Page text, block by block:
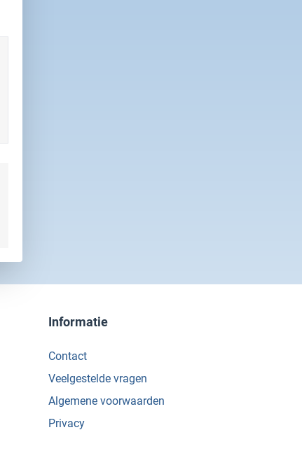
Informatie
Contact
Veelgestelde vragen
Algemene voorwaarden
Privacy